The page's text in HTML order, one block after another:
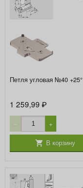
Петля угловая №40 +25°
1 259,99₽
− +
В корзину